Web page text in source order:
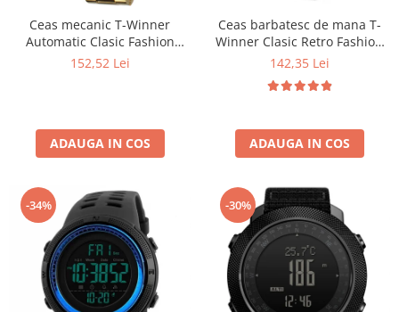
Ceas mecanic T-Winner
Automatic Clasic Fashion
Auriu
152,52 Lei
ADAUGA IN COS
Ceas barbatesc de mana T-
Winner Clasic Retro Fashion
Mecanic Automatic Vintage
142,35 Lei
ADAUGA IN COS
-34% -30%